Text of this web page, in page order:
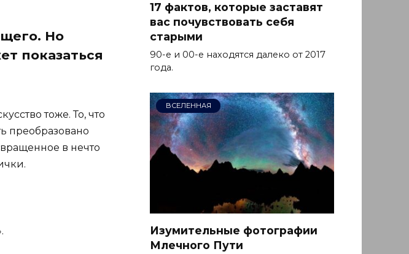
Но
показаться
тоже. То, что
преобразовано
в нечто
17 фактов, которые заставят
вас почувствовать себя
старыми
90-е и 00-е находятся далеко от 2017
года.
ВСЕЛЕННАЯ
Изумительные фотографии
Млечного Пути